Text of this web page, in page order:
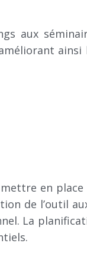
aux
ainsi
en
de l’outil
La